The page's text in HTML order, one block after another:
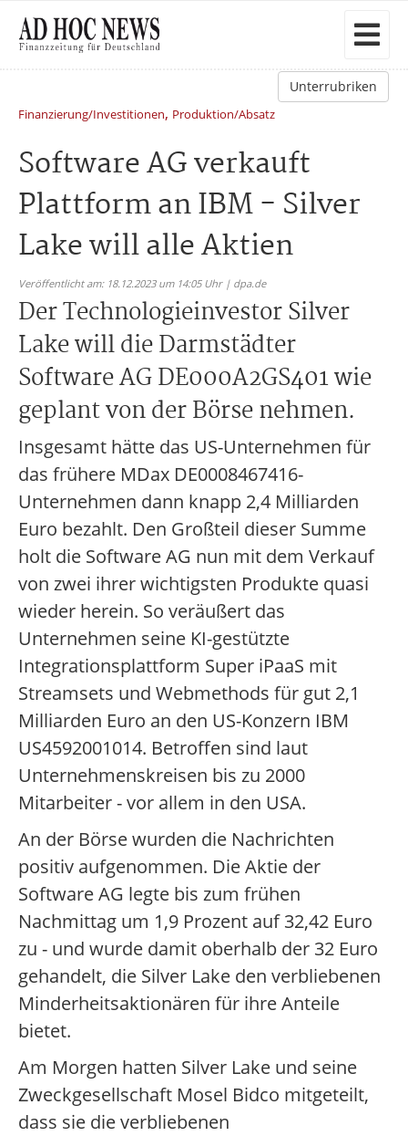
Unterrubriken
Finanzierung/Investitionen, Produktion/Absatz
Software AG verkauft
Plattform an IBM - Silver
Lake will alle Aktien
Veröffentlicht am: 18.12.2023 um 14:05 Uhr | dpa.de
Der Technologieinvestor Silver
Lake will die Darmstädter
Software AG DE000A2GS401 wie
geplant von der Börse nehmen.
Insgesamt hätte das US-Unternehmen für
das frühere MDax DE0008467416-
Unternehmen dann knapp 2,4 Milliarden
Euro bezahlt. Den Großteil dieser Summe
holt die Software AG nun mit dem Verkauf
von zwei ihrer wichtigsten Produkte quasi
wieder herein. So veräußert das
Unternehmen seine KI-gestützte
Integrationsplattform Super iPaaS mit
Streamsets und Webmethods für gut 2,1
Milliarden Euro an den US-Konzern IBM
US4592001014. Betroffen sind laut
Unternehmenskreisen bis zu 2000
Mitarbeiter - vor allem in den USA.
An der Börse wurden die Nachrichten
positiv aufgenommen. Die Aktie der
Software AG legte bis zum frühen
Nachmittag um 1,9 Prozent auf 32,42 Euro
zu - und wurde damit oberhalb der 32 Euro
gehandelt, die Silver Lake den verbliebenen
Minderheitsaktionären für ihre Anteile
bietet.
Am Morgen hatten Silver Lake und seine
Zweckgesellschaft Mosel Bidco mitgeteilt,
dass sie die verbliebenen